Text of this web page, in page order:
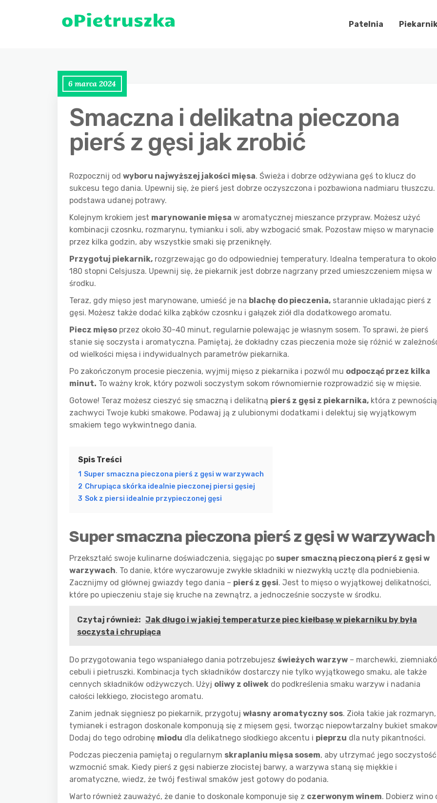
Patelnia
6 marca 2024
Smaczna i delikatna pieczona
pierś z gęsi jak zrobić
Rozpocznij od wyboru najwyższej jakości mięsa. Świeża i dobrze odżywiana gęś to klucz do
sukcesu tego dania. Upewnij się, że pierś jest dobrze oczyszczona i pozbawiona nadmiaru tłuszczu.
podstawa udanej potrawy.
Kolejnym krokiem jest marynowanie mięsa w aromatycznej mieszance przypraw. Możesz użyć
kombinacji czosnku, rozmarynu, tymianku i soli, aby wzbogacić smak. Pozostaw mięso w marynacie
przez kilka godzin, aby wszystkie smaki się przeniknęły.
Przygotuj piekarnik, rozgrzewając go do odpowiedniej temperatury. Idealna temperatura to około
180 stopni Celsjusza. Upewnij się, że piekarnik jest dobrze nagrzany przed umieszczeniem mięsa w
środku.
Teraz, gdy mięso jest marynowane, umieść je na blachę do pieczenia, starannie układając pierś z
gęsi. Możesz także dodać kilka ząbków czosnku i gałązek ziół dla dodatkowego aromatu.
Piecz mięso przez około 30-40 minut, regularnie polewając je własnym sosem. To sprawi, że pierś
stanie się soczysta i aromatyczna. Pamiętaj, że dokładny czas pieczenia może się różnić w
od wielkości mięsa i indywidualnych parametrów piekarnika.
Po zakończonym procesie pieczenia, wyjmij mięso z piekarnika i pozwól mu odpocząć przez kilka
minut. To ważny krok, który pozwoli soczystym sokom równomiernie rozprowadzić się w mięsie.
Gotowe! Teraz możesz cieszyć się smaczną i delikatną pierś z gęsi z piekarnika, która z pewnością
zachwyci Twoje kubki smakowe. Podawaj ją z ulubionymi dodatkami i delektuj się wyjątkowym
smakiem tego wykwintnego dania.
Spis Treści
1 Super smaczna pieczona pierś z gęsi w warzywach
2 Chrupiąca skórka idealnie pieczonej piersi gęsiej
3 Sok z piersi idealnie przypieczonej gęsi
Super smaczna pieczona pierś z gęsi w warzywach
Przekształć swoje kulinarne doświadczenia, sięgając po super smaczną pieczoną pierś z gęsi w
warzywach. To danie, które wyczarowuje zwykłe składniki w niezwykłą ucztę dla podniebienia.
Zacznijmy od głównej gwiazdy tego dania – pierś z gęsi. Jest to mięso o wyjątkowej delikatności,
które po upieczeniu staje się kruche na zewnątrz, a jednocześnie soczyste w środku.
Czytaj również: Jak długo i w jakiej temperaturze piec kiełbasę w piekarniku by była
soczysta i chrupiąca
Do przygotowania tego wspaniałego dania potrzebujesz świeżych warzyw – marchewki,
cebuli i pietruszki. Kombinacja tych składników dostarczy nie tylko wyjątkowego smaku, ale także
cennych składników odżywczych. Użyj oliwy z oliwek do podkreślenia smaku warzyw i nadania
całości lekkiego, złocistego aromatu.
Zanim jednak sięgniesz po piekarnik, przygotuj własny aromatyczny sos. Zioła takie jak rozmaryn,
tymianek i estragon doskonale komponują się z mięsem gęsi, tworząc niepowtarzalny bukiet
Dodaj do tego odrobinę miodu dla delikatnego słodkiego akcentu i pieprzu dla nuty pikantności.
Podczas pieczenia pamiętaj o regularnym skraplaniu mięsa sosem, aby utrzymać jego
wzmocnić smak. Kiedy pierś z gęsi nabierze złocistej barwy, a warzywa staną się miękkie i
aromatyczne, wiedz, że twój festiwal smaków jest gotowy do podania.
Warto również zauważyć, że danie to doskonale komponuje się z czerwonym winem. Dobierz wino